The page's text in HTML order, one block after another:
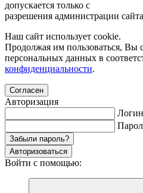
допускается только с
разрешения администрации сайта
Наш сайт использует cookie.
Продолжая им пользоваться, Вы
персональных данных в
конфиденциальности.
Согласен
Авторизация
Логин
Забыли пароль?
Авторизоваться
Войти с помощью: